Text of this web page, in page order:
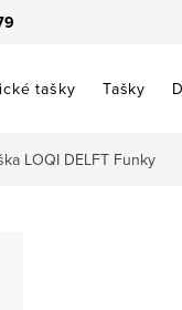
tašky Tašky
LOQI DELFT Funky